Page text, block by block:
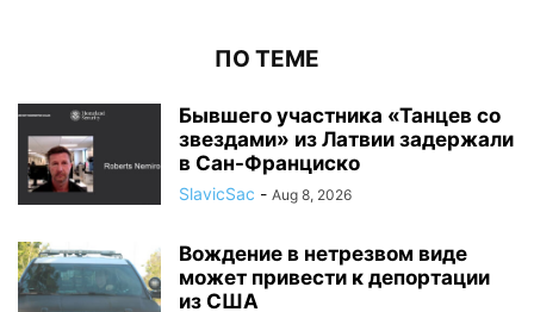
ПО ТЕМЕ
Бывшего участника «Танцев со
звездами» из Латвии задержали
в Сан-Франциско
SlavicSac - Aug 8, 2026
Вождение в нетрезвом виде
может привести к депортации
из США